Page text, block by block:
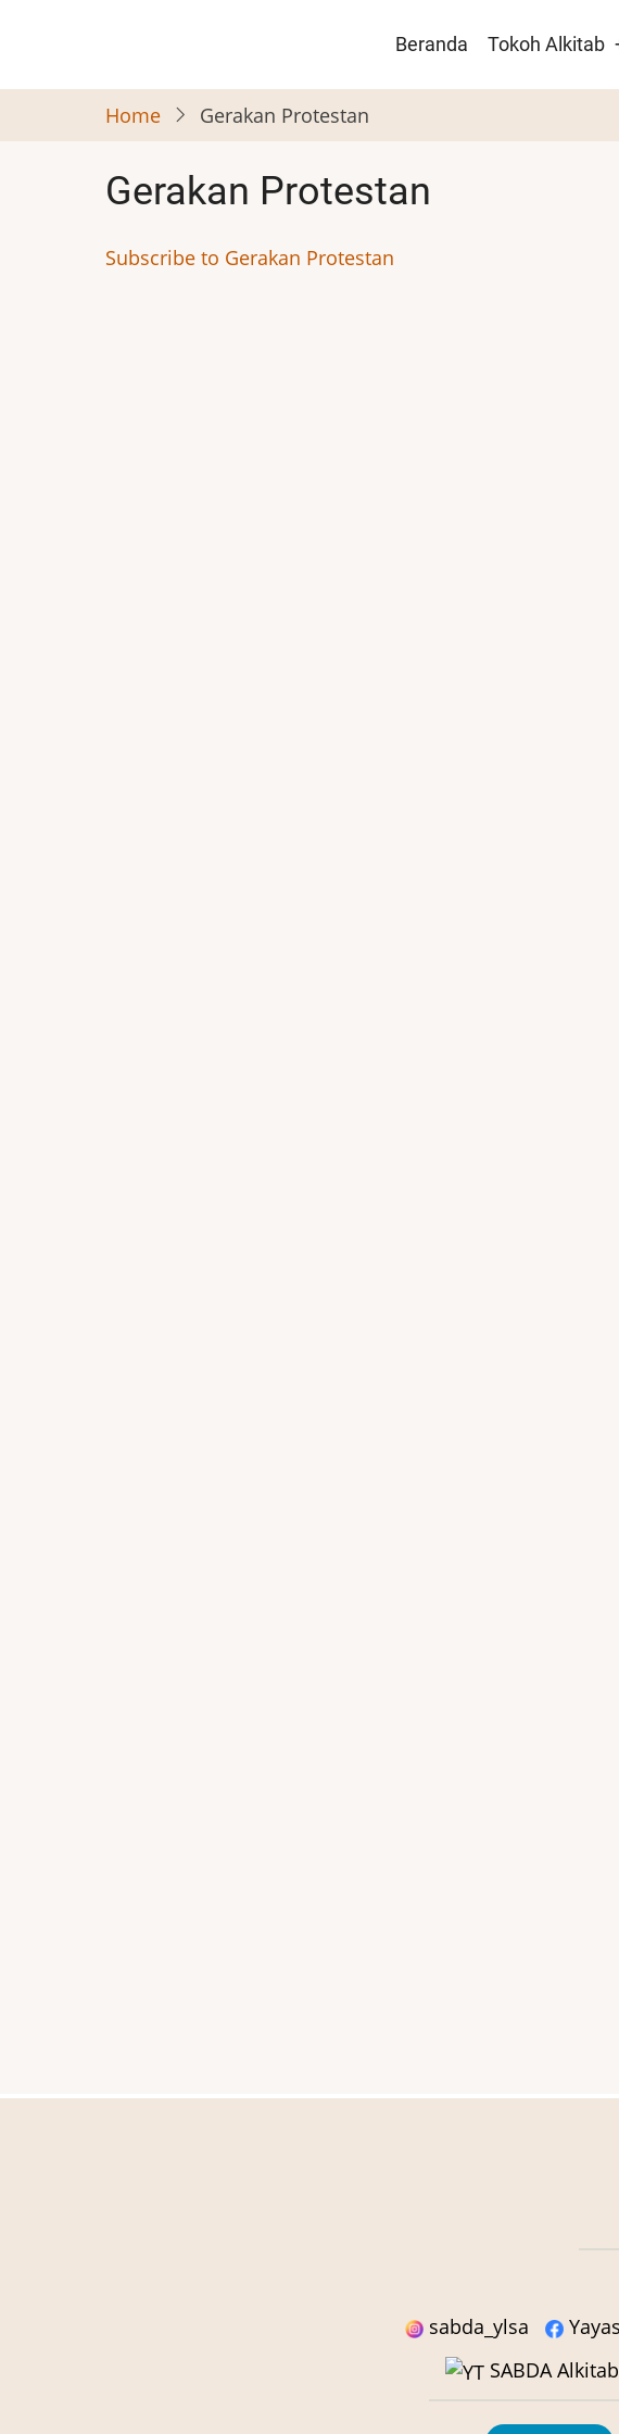
Main
navigation
Beranda Tokoh Alkitab
Home Gerakan Protestan
Gerakan Protestan
Subscribe to Gerakan Protestan
sabda_ylsa
SABDA Alkitab